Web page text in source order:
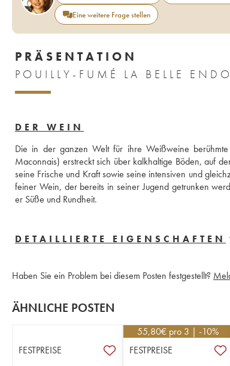
Eine weitere Frage stellen
PRÄSENTATION
POUILLY-FUMÉ LA BELLE
DER WEIN
Die in der ganzen Welt für ihre Weißweine berühmte
Maconnais) erstreckt sich über kalkhaltige Böden, auf
seine Frische und Kraft sowie seine intensiven und
feiner Wein, der bereits in seiner Jugend getrunken
er Süße und Rundheit.
DETAILLIERTE EIGENSCHAFTEN
Haben Sie ein Problem bei diesem Posten festgestellt?
ÄHNLICHE POSTEN
FESTPREISE
55,80€ pro 3 | -10%
FESTPREISE